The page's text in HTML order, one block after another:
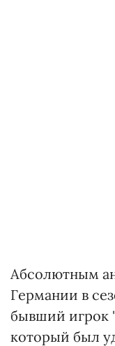
Абсолютным
Германии в
бывший игрок
который был